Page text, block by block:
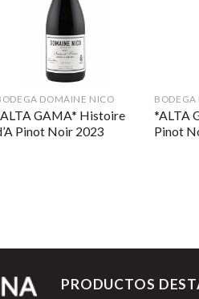
DOMAINE NICO
GAMA* Histoire
Pinot Noir 2023
*ALTA
Pinot
PRODUCTOS